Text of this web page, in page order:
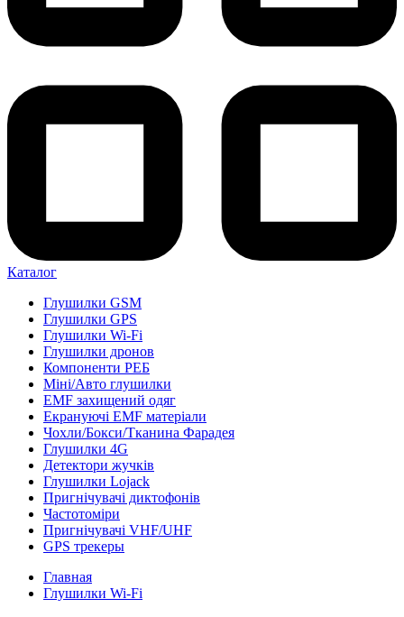
Каталог
Глушилки GSM
Глушилки GPS
Глушилки Wi-Fi
Глушилки дронов
Компоненти РЕБ
Міні/Авто глушилки
EMF захищений одяг
Екрануючі EMF матеріали
Чохли/Бокси/Тканина Фарадея
Глушилки 4G
Детектори жучків
Глушилки Lojack
Пригнічувачі диктофонів
Частотоміри
Пригнічувачі VHF/UHF
GPS трекеры
Главная
Глушилки Wi-Fi